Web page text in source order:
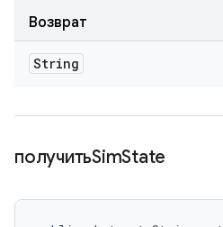
Возврат
String
получитьSimState